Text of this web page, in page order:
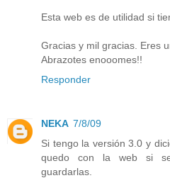
Esta web es de utilidad si
Gracias y mil gracias. Eres
Abrazotes enooomes!!
Responder
NEKA 7/8/09
Si tengo la versión 3.0 y
quedo con la web si
guardarlas.